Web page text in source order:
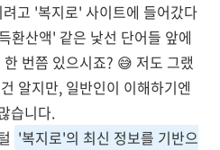
고 '복지로' 사이트에 들어갔다
환산액' 같은 낯선 단어들 앞에
번쯤 있으시죠? 😅 저도 그랬
알지만, 일반인이 이해하기엔
습니다.
'복지로'의 최신 정보를 기반으